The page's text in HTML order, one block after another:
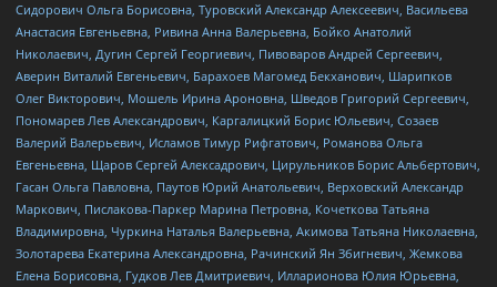
Сидорович Ольга Борисовна, Туровский Александр Алексеевич, Васильева
Анастасия Евгеньевна, Ривина Анна Валерьевна, Бойко Анатолий
Николаевич, Дугин Сергей Георгиевич, Пивоваров Андрей Сергеевич,
Аверин Виталий Евгеньевич, Барахоев Магомед Бекханович, Шарипков
Олег Викторович, Мошель Ирина Ароновна, Шведов Григорий Сергеевич,
Пономарев Лев Александрович, Каргалицкий Борис Юльевич, Созаев
Валерий Валерьевич, Исламов Тимур Рифгатович, Романова Ольга
Евгеньевна, Щаров Сергей Алексадрович, Цирульников Борис Альбертович,
Гасан Ольга Павловна, Паутов Юрий Анатольевич, Верховский Александр
Маркович, Пислакова-Паркер Марина Петровна, Кочеткова Татьяна
Владимировна, Чуркина Наталья Валерьевна, Акимова Татьяна Николаевна,
Золотарева Екатерина Александровна, Рачинский Ян Збигневич, Жемкова
Елена Борисовна, Гудков Лев Дмитриевич, Илларионова Юлия Юрьевна,